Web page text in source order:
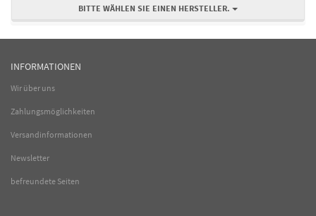
BITTE WÄHLEN SIE EINEN HERSTELLER.
INFORMATIONEN
Wir über uns
Zahlungsmöglichkeiten
Versandinformationen
Newsletter
befreundete Seiten